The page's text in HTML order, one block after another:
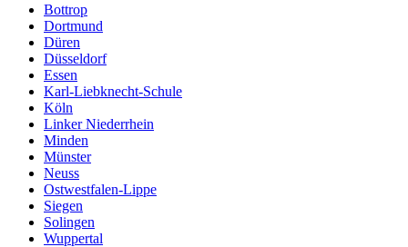
Bottrop
Dortmund
Düren
Düsseldorf
Essen
Karl-Liebknecht-Schule
Köln
Linker Niederrhein
Minden
Münster
Neuss
Ostwestfalen-Lippe
Siegen
Solingen
Wuppertal